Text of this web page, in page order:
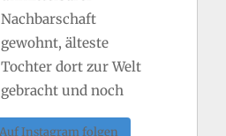
Auf Instagram folgen